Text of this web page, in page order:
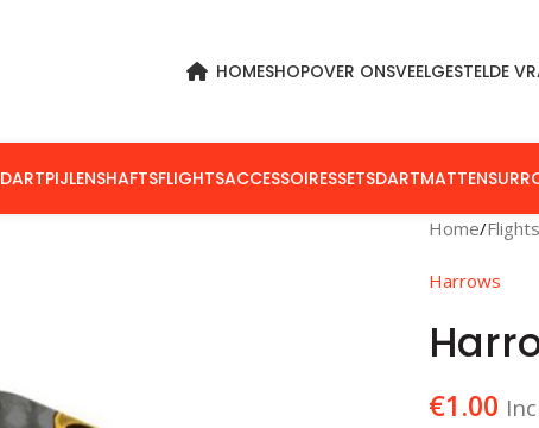
HOMESHOPOVER ONSVEELGESTELDE
DARTPIJLENSHAFTSFLIGHTSACCESSOIRESSETSDARTMATTEN
Home
Harrows
€1.00